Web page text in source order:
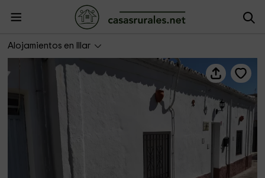
Alojamientos en Illar
La Casita de la Vito